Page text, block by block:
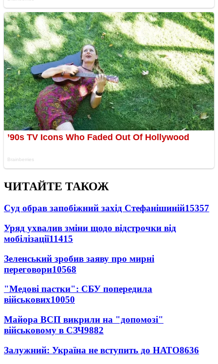
ЧИТАЙТЕ ТАКОЖ
Суд обрав запобіжний захід Стефанішиній15357
Уряд ухвалив зміни щодо відстрочки від
мобілізації11415
Зеленський зробив заяву про мирні
переговори10568
"Медові пастки": СБУ попередила
військових10050
Майора ВСП викрили на "допомозі"
військовому в СЗЧ9882
Залужний: Україна не вступить до НАТО8636